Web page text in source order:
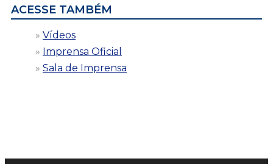
ACESSE TAMBÉM
Vídeos
Imprensa Oficial
Sala de Imprensa